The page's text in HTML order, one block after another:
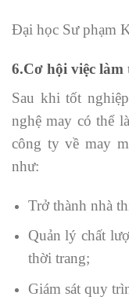
Đại học Sư phạm
6.Cơ hội việc
Sau khi tốt
nghệ may có thể
công ty về may
như:
Trở thành nhà
Quản lý chất
thời trang;
Giám sát quy